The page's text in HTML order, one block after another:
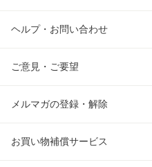
ヘルプ・お問い合わせ
ご意見・ご要望
メルマガの登録・解除
お買い物補償サービス